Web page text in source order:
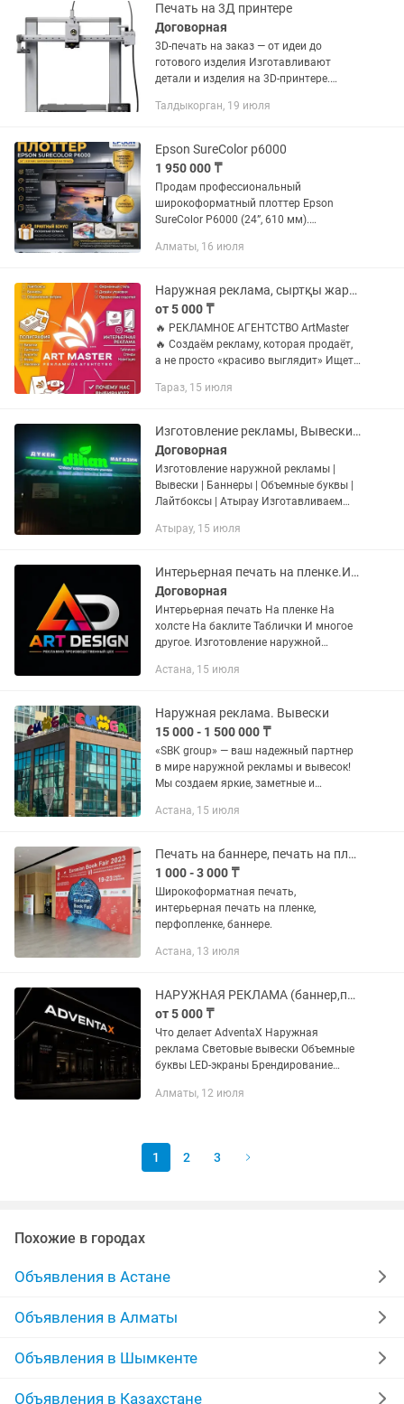
Печать на 3Д принтере
Договорная
3D-печать на заказ — от идеи до
готового изделия Изготавливают
детали и изделия на 3D-принтере.
25×25 см. Запчасти и крепления Декор
Талдыкорган, 19 июля
Epson SureColor p6000
1 950 000 ₸
Продам профессиональный
широкоформатный плоттер Epson
SureColor P6000 (24”, 610 мм).
состоянии, использовалась бережно в
адаптирован под...
Алматы, 16 июля
Наружная реклама, сыртқы жарнама, вывеска, стенд
от 5 000 ₸
🔥 РЕКЛАМНОЕ АГЕНТСТВО ArtMaster
🔥 Создаём рекламу, которая продаёт,
а не просто «красиво выглядит» Ищете,
без головной боли? Мы берём на себя
Тараз, 15 июля
Изготовление рекламы, Вывески, Баннеры, Объемные буквы, Лайтбоксы
Договорная
Изготовление наружной рекламы |
Вывески | Баннеры | Объемные буквы |
Лайтбоксы | Атырау Изготавливаем
и по доступной цене. Работаем с
Атырау, 15 июля
Интерьерная печать на пленке.Изготовление наружной рекламы
Договорная
Интерьерная печать На пленке На
холсте На баклите Таблички И многое
другое. Изготовление наружной
Световые лайтбоксы Контражурные
кратчайшие...
Астана, 15 июля
Наружная реклама. Вывески
15 000 - 1 500 000 ₸
«SBK group» — ваш надежный партнер
в мире наружной рекламы и вывесок!
Мы создаем яркие, заметные и
делают ваш бизнес узнаваемым.
сложности, а...
Астана, 15 июля
Печать на баннере, печать на пленке!
1 000 - 3 000 ₸
Широкоформатная печать,
интерьерная печать на пленке,
перфопленке, баннере.
Астана, 13 июля
НАРУЖНАЯ РЕКЛАМА (баннер,печать,УФ, пресс-стены,рекламные вывески,)
от 5 000 ₸
Что делает AdventaX Наружная
реклама Световые вывески Объемные
буквы LED-экраны Брендирование
Интерьерная реклама
Алматы, 12 июля
1 2 3
Похожие в городах
Объявления в Астане
Объявления в Алматы
Объявления в Шымкенте
Объявления в Казахстане